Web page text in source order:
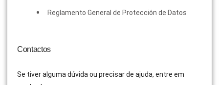
Reglamento General de Protección de Datos
Contactos
Se tiver alguma dúvida ou precisar de ajuda, entre em